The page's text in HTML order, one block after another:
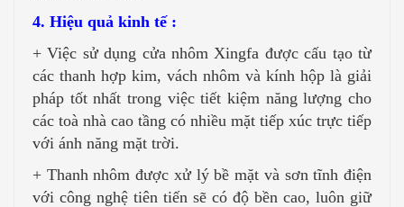
4. Hiệu quả kinh tế :
+ Việc sử dụng cửa nhôm Xingfa được cấu tạo từ
các thanh hợp kim, vách nhôm và kính hộp là giải
pháp tốt nhất trong việc tiết kiệm năng lượng cho
các toà nhà cao tầng có nhiều mặt tiếp xúc trực tiếp
với ánh năng mặt trời.
+ Thanh nhôm được xử lý bề mặt và sơn tĩnh điện
với công nghệ tiên tiến sẽ có độ bền cao, luôn giữ